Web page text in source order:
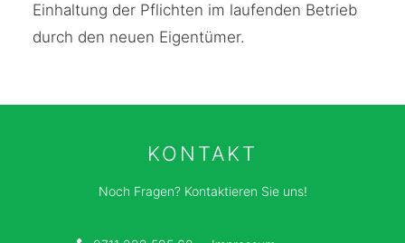
Einhaltung der Pflichten im laufenden Betrieb
durch den neuen Eigentümer.
KONTAKT
Noch Fragen? Kontaktieren Sie uns!